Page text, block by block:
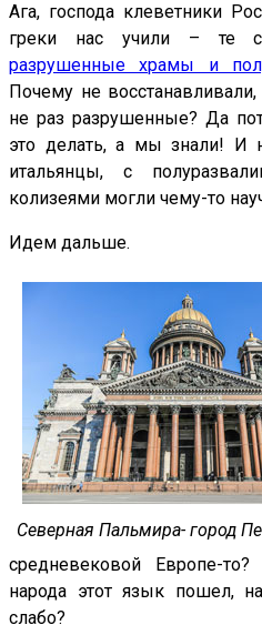
Ага, господа клеветники
греки нас учили – те
разрушенные храмы и
Почему не
не раз разрушенные? Да
это делать, а мы знали! И
итальянцы, с
колизеями могли чему-то
Идем дальше.
Северная Пальмира- город
средневековой Европе-
народа этот язык пошел,
слабо?